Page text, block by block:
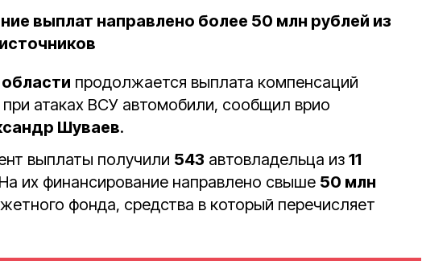
выплат направлено более 50 млн рублей из
продолжается выплата компенсаций
атаках ВСУ автомобили, сообщил врио
Шуваев.
выплаты получили 543 автовладельца из 11
их финансирование направлено свыше 50 млн
фонда, средства в который перечисляет